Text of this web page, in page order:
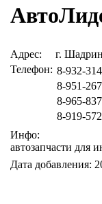
Адрес:
г.
Телефон: 8-932-
8-951-
8-965-
8-919-
Инфо:
автозапчасти для
Дата добавления: